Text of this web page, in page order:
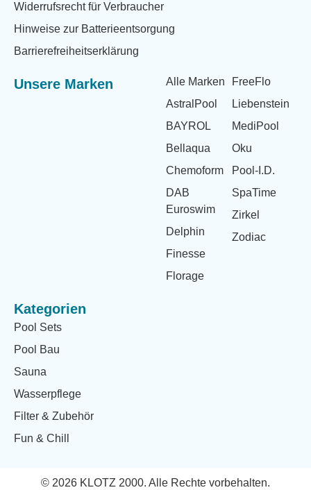
Widerrufsrecht für Verbraucher
Hinweise zur Batterieentsorgung
Barrierefreiheitserklärung
Unsere Marken
Alle Marken
AstralPool
BAYROL
Bellaqua
Chemoform
DAB
Euroswim
Delphin
Finesse
Florage
FreeFlo
Liebenstein
MediPool
Oku
Pool-I.D.
SpaTime
Zirkel
Zodiac
Kategorien
Pool Sets
Pool Bau
Sauna
Wasserpflege
Filter & Zubehör
Fun & Chill
© 2026 KLOTZ 2000. Alle Rechte vorbehalten.